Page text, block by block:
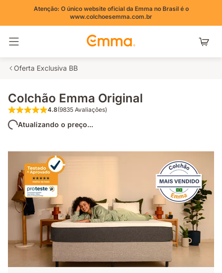
Atenção: O único website oficial da Emma no Brasil é o
www.colchoesemma.com.br
Oferta Exclusiva BB
Colchão Emma Original
4.8 de 5 estrelas (9835 Avaliações)
4.8(9835 Avaliações)
Atualizando o preço...